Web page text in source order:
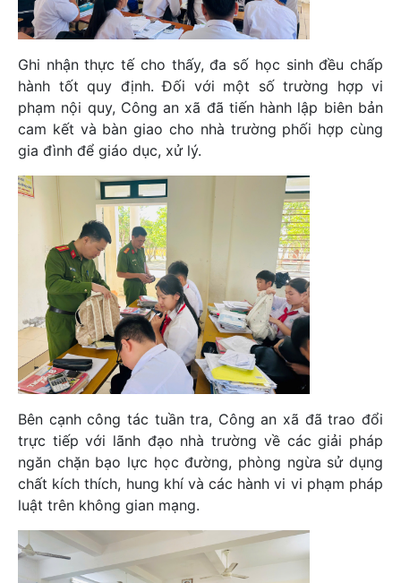
Ghi nhận thực tế cho thấy, đa số học sinh đều chấp
hành tốt quy định. Đối với một số trường hợp vi
phạm nội quy, Công an xã đã tiến hành lập biên bản
cam kết và bàn giao cho nhà trường phối hợp cùng
gia đình để giáo dục, xử lý.
Bên cạnh công tác tuần tra, Công an xã đã trao đổi
trực tiếp với lãnh đạo nhà trường về các giải pháp
ngăn chặn bạo lực học đường, phòng ngừa sử dụng
chất kích thích, hung khí và các hành vi vi phạm pháp
luật trên không gian mạng.